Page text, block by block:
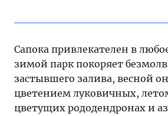
Сапока привлекателен в
зимой парк покоряет
застывшего залива, весной
цветением луковичных,
цветущих рододендронах и